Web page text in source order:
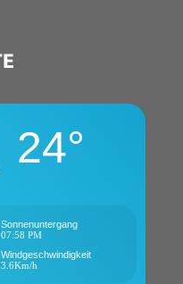
24°
Sonnenuntergang
07:58 PM
Windgeschwindigkeit
3.6Km/h